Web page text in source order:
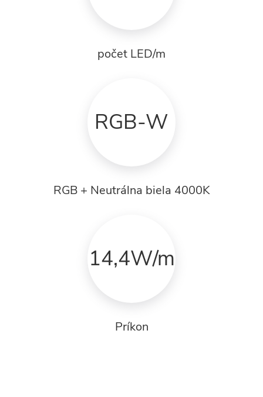
počet LED/m
RGB-W
RGB + Neutrálna biela 4000K
14,4W/m
Príkon